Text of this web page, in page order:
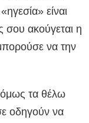
είναι
ακούγεται η
να την
όμως τα θέλω
οδηγούν να